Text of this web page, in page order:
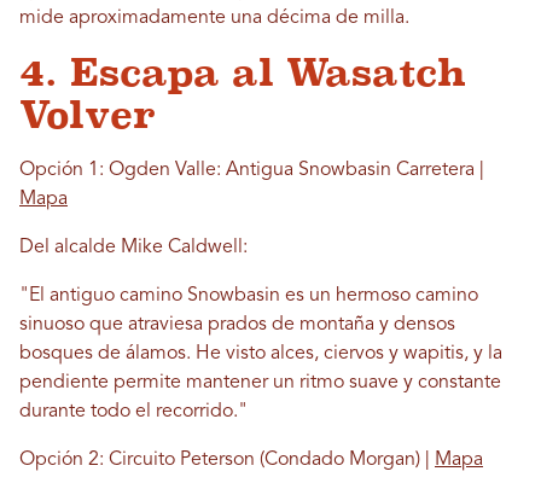
mide aproximadamente una décima de milla.
4. Escapa al Wasatch
Volver
Opción 1: Ogden Valle: Antigua Snowbasin Carretera |
Mapa
Del alcalde Mike Caldwell:
"El antiguo camino Snowbasin es un hermoso camino
sinuoso que atraviesa prados de montaña y densos
bosques de álamos. He visto alces, ciervos y wapitis, y la
pendiente permite mantener un ritmo suave y constante
durante todo el recorrido."
Opción 2: Circuito Peterson (Condado Morgan) | Mapa